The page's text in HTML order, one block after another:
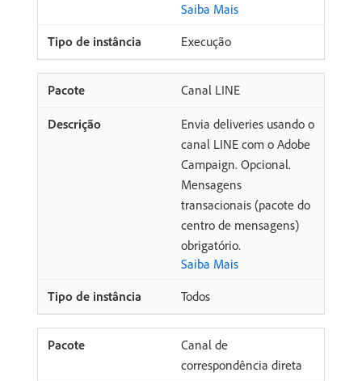
Saiba Mais
Execução
Canal LINE
Envia deliveries usando o
canal LINE com o Adobe
Campaign. Opcional.
Mensagens
transacionais (pacote do
centro de mensagens)
obrigatório.
Saiba Mais
Todos
Canal de
correspondência direta